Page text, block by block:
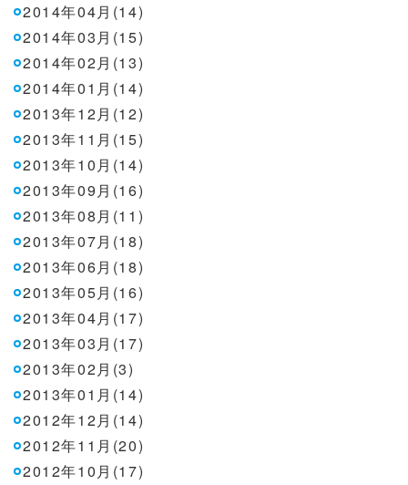
2014年04月(14)
2014年03月(15)
2014年02月(13)
2014年01月(14)
2013年12月(12)
2013年11月(15)
2013年10月(14)
2013年09月(16)
2013年08月(11)
2013年07月(18)
2013年06月(18)
2013年05月(16)
2013年04月(17)
2013年03月(17)
2013年02月(3)
2013年01月(14)
2012年12月(14)
2012年11月(20)
2012年10月(17)